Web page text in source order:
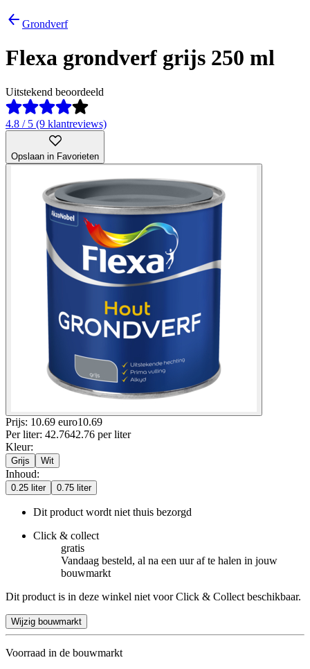
Grondverf
Flexa grondverf grijs 250 ml
Uitstekend beoordeeld
4.8 / 5 (9 klantreviews)
Opslaan in Favorieten
Prijs: 10.69 euro10.69
Per liter: 42.7642.76 per liter
Kleur:
Grijs Wit
Inhoud:
0.25 liter 0.75 liter
Dit product wordt niet thuis bezorgd
Click & collect
gratis
Vandaag besteld, al na een uur af te halen in jouw
bouwmarkt
Dit product is in deze winkel niet voor Click & Collect beschikbaar.
Wijzig bouwmarkt
Voorraad in de bouwmarkt